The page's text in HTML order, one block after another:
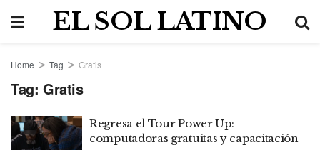
EL SOL LATINO
Home Tag Gratis
Tag: Gratis
Regresa el Tour Power Up:
computadoras gratuitas y capacitación